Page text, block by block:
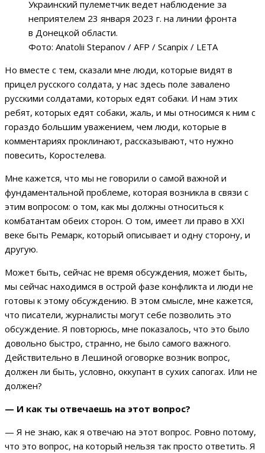
Украинский пулеметчик ведет наблюдение за
неприятелем 23 января 2023 г. на линии фронта
в Донецкой области.
Фото: Anatolii Stepanov / AFP / Scanpix / LETA
Но вместе с тем, сказали мне люди, которые видят в
прицел русского солдата, у нас здесь поле завалено
русскими солдатами, которых едят собаки. И нам этих
ребят, которых едят собаки, жаль, и мы относимся к ним с
гораздо большим уважением, чем люди, которые в
комментариях проклинают, рассказывают, что нужно
повесить, Коростелева.
Мне кажется, что мы не говорили о самой важной и
фундаментальной проблеме, которая возникла в связи с
этим вопросом: о том, как мы должны относиться к
комбатантам обеих сторон. О том, имеет ли право в XXI
веке быть Ремарк, который описывает и одну сторону, и
другую.
Может быть, сейчас не время обсуждения, может быть,
мы сейчас находимся в острой фазе конфликта и люди не
готовы к этому обсуждению. В этом смысле, мне кажется,
что писатели, журналисты могут себе позволить это
обсуждение. Я повторюсь, мне показалось, что это было
довольно быстро, странно, не было самого важного.
Действительно в Лешиной оговорке возник вопрос,
должен ли быть, условно, оккупант в сухих сапогах. Или не
должен?
— И как ты отвечаешь на этот вопрос?
— Я не знаю, как я отвечаю на этот вопрос. Ровно потому,
что это вопрос, на который нельзя так просто ответить. Я